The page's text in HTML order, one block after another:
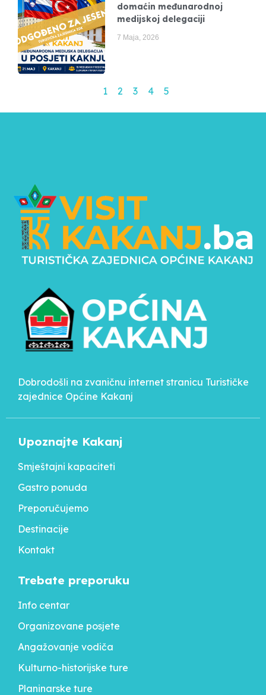
domaćin međunarodnoj
medijskoj delegaciji
7 Maja, 2026
1 2 3 4 5
Dobrodošli na zvaničnu internet stranicu Turističke
zajednice Općine Kakanj
Upoznajte Kakanj
Smještajni kapaciteti
Gastro ponuda
Preporučujemo
Destinacije
Kontakt
Trebate preporuku
Info centar
Organizovane posjete
Angažovanje vodiča
Kulturno-historijske ture
Planinarske ture